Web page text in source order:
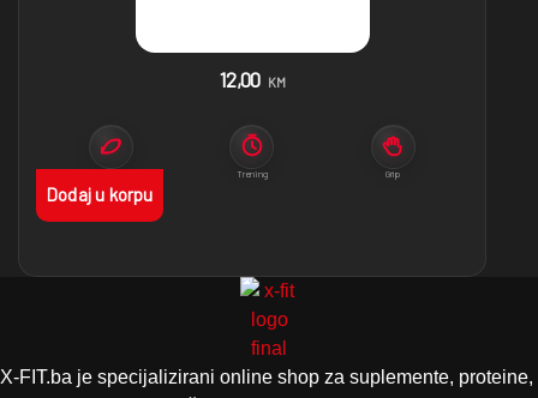
12,00 KM
Trening Grip
Dodaj u korpu
X-FIT.ba je specijalizirani online shop za suplemente, proteine,